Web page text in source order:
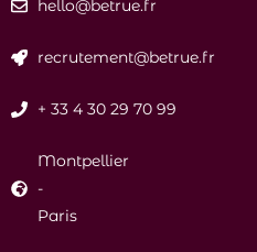
hello@betrue.fr
recrutement@betrue.fr
+ 33 4 30 29 70 99
Montpellier
-
Paris